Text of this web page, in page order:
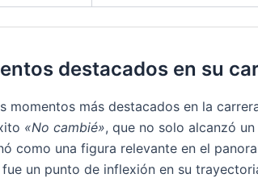
destacados en su
momentos más destacados en la
«No cambié», que no solo alcanzó
como una figura relevante en el
fue un punto de inflexión en su